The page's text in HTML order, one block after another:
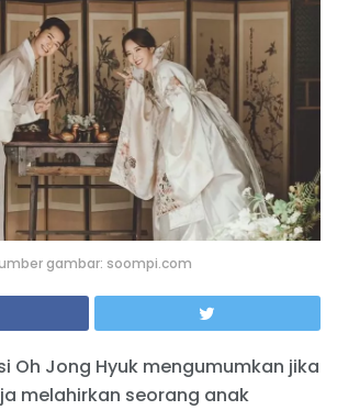
gambar: soompi.com
Oh Jong Hyuk mengumumkan jika
melahirkan seorang anak